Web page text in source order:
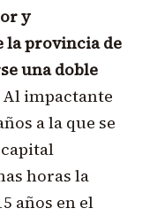
y
provincia de
una doble
Al impactante
a la que se
horas la
años en el